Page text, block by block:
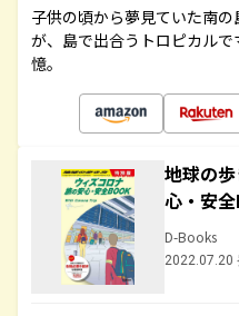
子供の頃から夢見ていた南
が、島で出合うトロピカル
憶。
地球の
心・安
D-Books
2022.07.20